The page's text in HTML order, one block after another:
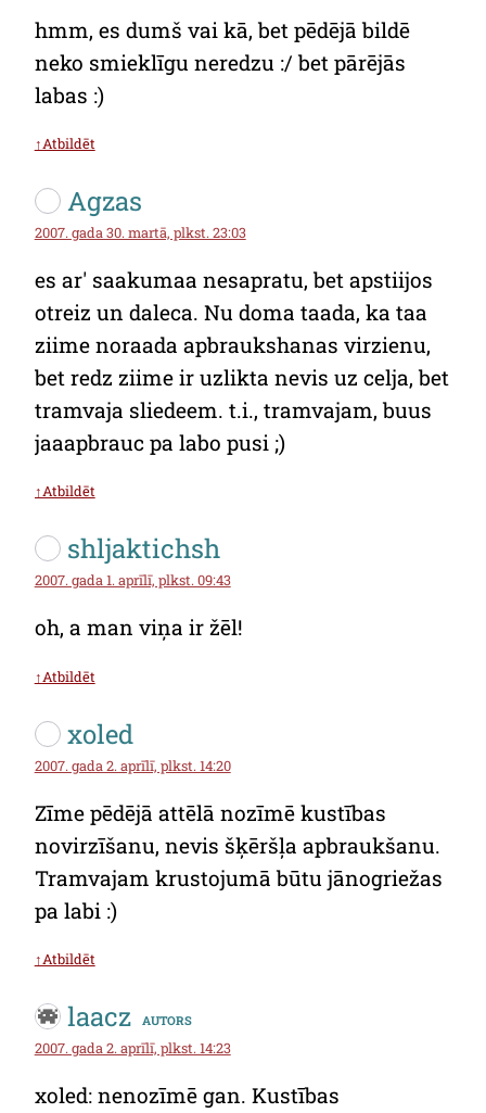
hmm, es dumš vai kā, bet pēdējā bildē
neko smieklīgu neredzu :/ bet pārējās
labas :)
↑Atbildēt
Agzas
2007. gada 30. martā, plkst. 23:03
es ar' saakumaa nesapratu, bet apstiijos
otreiz un daleca. Nu doma taada, ka taa
ziime noraada apbraukshanas virzienu,
bet redz ziime ir uzlikta nevis uz celja, bet
tramvaja sliedeem. t.i., tramvajam, buus
jaaapbrauc pa labo pusi ;)
↑Atbildēt
shljaktichsh
2007. gada 1. aprīlī, plkst. 09:43
oh, a man viņa ir žēl!
↑Atbildēt
xoled
2007. gada 2. aprīlī, plkst. 14:20
Zīme pēdējā attēlā nozīmē kustības
novirzīšanu, nevis šķēršļa apbraukšanu.
Tramvajam krustojumā būtu jānogriežas
pa labi :)
↑Atbildēt
laacz autors
2007. gada 2. aprīlī, plkst. 14:23
xoled: nenozīmē gan. Kustības